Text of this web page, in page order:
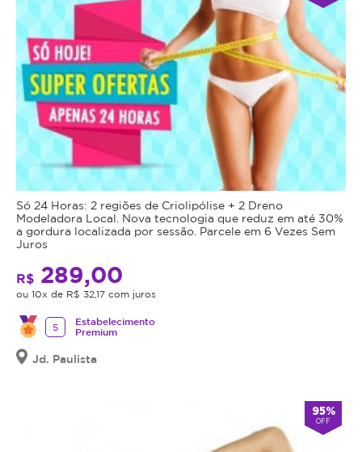
Só 24 Horas: 2 regiões de Criolipólise + 2 Dreno
Modeladora Local. Nova tecnologia que reduz em até 30%
a gordura localizada por sessão. Parcele em 6 Vezes Sem
Juros
R$ 289,00
ou 10x de R$ 32,17 com juros
5
Estabelecimento
Premium
Jd. Paulista
95%
OFF